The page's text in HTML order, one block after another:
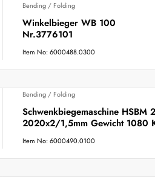
Bending / Folding
Winkelbieger WB 100
Nr.3776101
Item No: 6000488.0300
Bending / Folding
Schwenkbiegemaschine HSBM
2020x2/1,5mm Gewicht 1080
Item No: 6000490.0100